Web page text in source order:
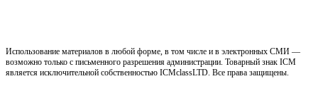
Использование материалов в любой форме, в том числе и в электронных СМИ —
возможно только с письменного разрешения администрации. Товарный знак ICM
является исключительной собственностью ICMclassLTD. Все права защищены.